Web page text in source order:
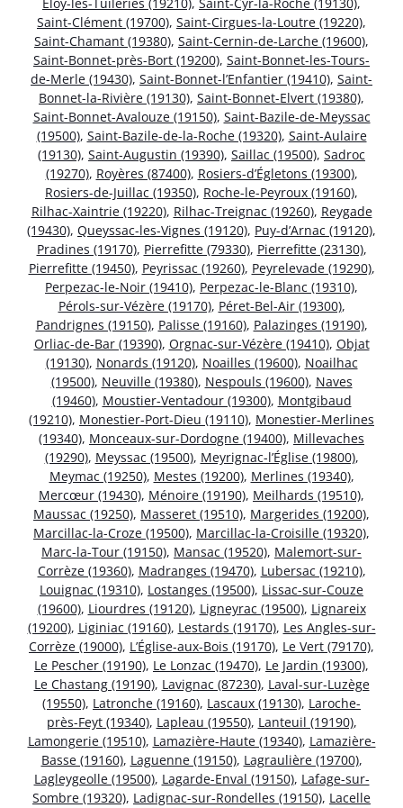
Saint-Clément (19700), Saint-Cirgues-la-Loutre (19220),
Saint-Chamant (19380), Saint-Cernin-de-Larche (19600),
Saint-Bonnet-près-Bort (19200), Saint-Bonnet-les-Tours-
de-Merle (19430), Saint-Bonnet-l’Enfantier (19410), Saint-
Bonnet-la-Rivière (19130), Saint-Bonnet-Elvert (19380),
Saint-Bonnet-Avalouze (19150), Saint-Bazile-de-Meyssac
(19500), Saint-Bazile-de-la-Roche (19320), Saint-Aulaire
(19130), Saint-Augustin (19390), Saillac (19500), Sadroc
(19270), Royères (87400), Rosiers-d’Égletons (19300),
Rosiers-de-Juillac (19350), Roche-le-Peyroux (19160),
Rilhac-Xaintrie (19220), Rilhac-Treignac (19260), Reygade
(19430), Queyssac-les-Vignes (19120), Puy-d’Arnac (19120),
Pradines (19170), Pierrefitte (79330), Pierrefitte (23130),
Pierrefitte (19450), Peyrissac (19260), Peyrelevade (19290),
Perpezac-le-Noir (19410), Perpezac-le-Blanc (19310),
Pérols-sur-Vézère (19170), Péret-Bel-Air (19300),
Pandrignes (19150), Palisse (19160), Palazinges (19190),
Orliac-de-Bar (19390), Orgnac-sur-Vézère (19410), Objat
(19130), Nonards (19120), Noailles (19600), Noailhac
(19500), Neuville (19380), Nespouls (19600), Naves
(19460), Moustier-Ventadour (19300), Montgibaud
(19210), Monestier-Port-Dieu (19110), Monestier-Merlines
(19340), Monceaux-sur-Dordogne (19400), Millevaches
(19290), Meyssac (19500), Meyrignac-l’Église (19800),
Meymac (19250), Mestes (19200), Merlines (19340),
Mercœur (19430), Ménoire (19190), Meilhards (19510),
Maussac (19250), Masseret (19510), Margerides (19200),
Marcillac-la-Croze (19500), Marcillac-la-Croisille (19320),
Marc-la-Tour (19150), Mansac (19520), Malemort-sur-
Corrèze (19360), Madranges (19470), Lubersac (19210),
Louignac (19310), Lostanges (19500), Lissac-sur-Couze
(19600), Liourdres (19120), Ligneyrac (19500), Lignareix
(19200), Liginiac (19160), Lestards (19170), Les Angles-sur-
Corrèze (19000), L’Église-aux-Bois (19170), Le Vert (79170),
Le Pescher (19190), Le Lonzac (19470), Le Jardin (19300),
Le Chastang (19190), Lavignac (87230), Laval-sur-Luzège
(19550), Latronche (19160), Lascaux (19130), Laroche-
près-Feyt (19340), Lapleau (19550), Lanteuil (19190),
Lamongerie (19510), Lamazière-Haute (19340), Lamazière-
Basse (19160), Laguenne (19150), Lagraulière (19700),
Lagleygeolle (19500), Lagarde-Enval (19150), Lafage-sur-
Sombre (19320), Ladignac-sur-Rondelles (19150), Lacelle